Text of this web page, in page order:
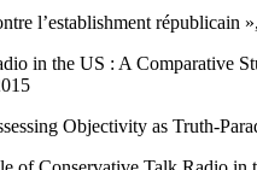
l’establishment républicain
in the US : A Comparative
Objectivity as Truth-